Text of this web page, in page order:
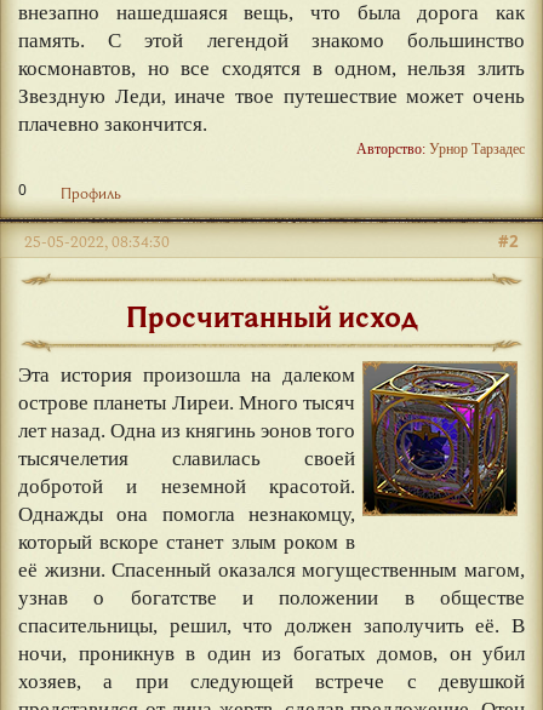
внезапно нашедшаяся вещь, что была дорога как
память. С этой легендой знакомо большинство
космонавтов, но все сходятся в одном, нельзя злить
Звездную Леди, иначе твое путешествие может очень
плачевно закончится.
Авторство: Урнор Тарзадес
0 Профиль
#2
25-05-2022, 08:34:30
Просчитанный исход
Эта история произошла на далеком
острове планеты Лиреи. Много тысяч
лет назад. Одна из княгинь эонов того
тысячелетия славилась своей
добротой и неземной красотой.
Однажды она помогла незнакомцу,
который вскоре станет злым роком в
её жизни. Спасенный оказался могущественным магом,
узнав о богатстве и положении в обществе
спасительницы, решил, что должен заполучить её. В
ночи, проникнув в один из богатых домов, он убил
хозяев, а при следующей встрече с девушкой